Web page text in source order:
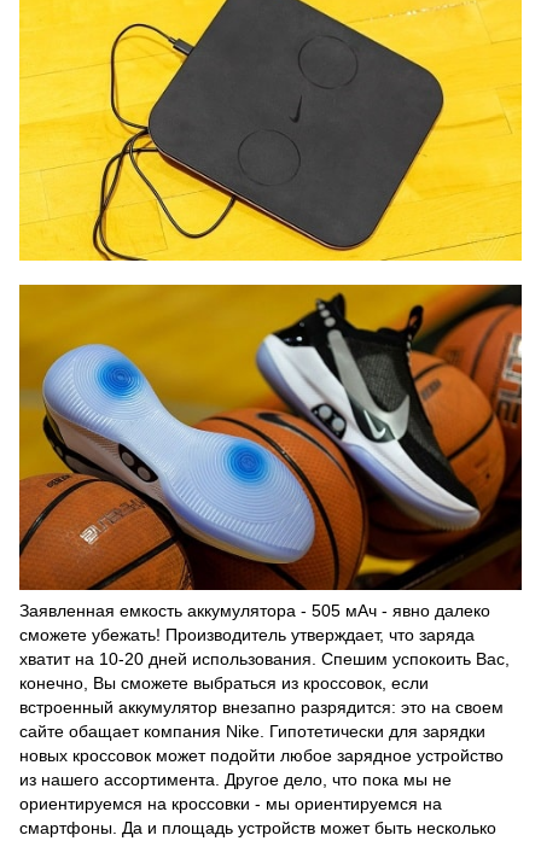
Заявленная емкость аккумулятора - 505 мАч - явно далеко
сможете убежать! Производитель утверждает, что заряда
хватит на 10-20 дней использования. Спешим успокоить Вас,
конечно, Вы сможете выбраться из кроссовок, если
встроенный аккумулятор внезапно разрядится: это на своем
сайте обащает компания Nike. Гипотетически для зарядки
новых кроссовок может подойти любое зарядное устройство
из нашего ассортимента. Другое дело, что пока мы не
ориентируемся на кроссовки - мы ориентируемся на
смартфоны. Да и площадь устройств может быть несколько